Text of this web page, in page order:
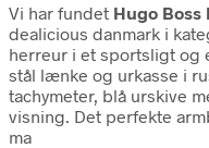
Vi har fundet Hugo Boss
dealicious danmark i
herreur i et sportsligt og
stål lænke og urkasse i
tachymeter, blå urskive
visning. Det perfekte
ma